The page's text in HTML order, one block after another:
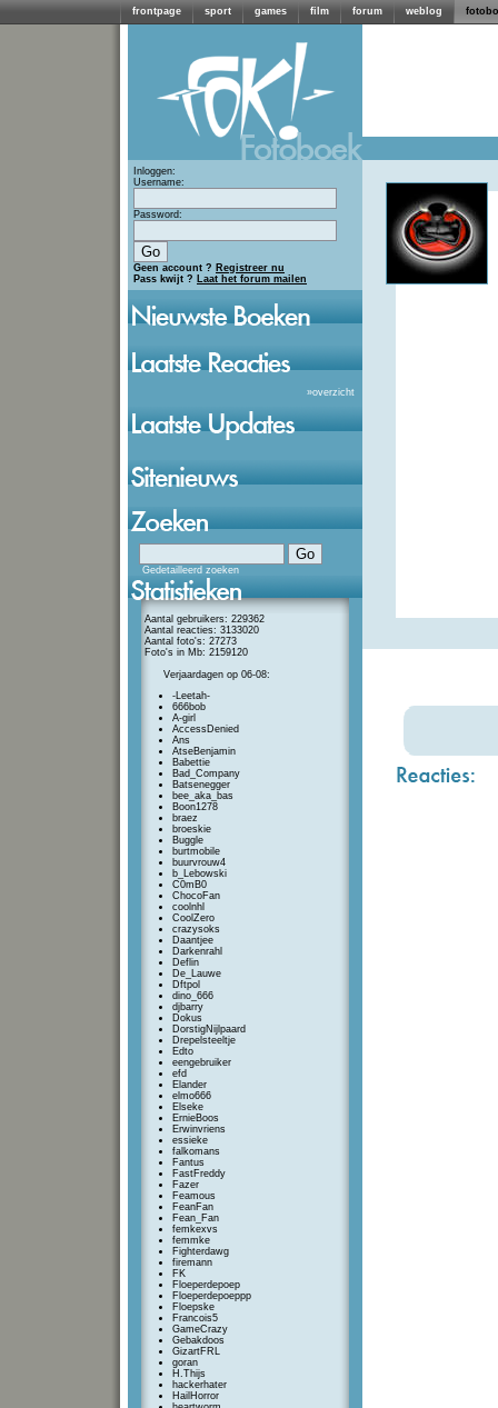
frontpage sport games film forum weblog
Inloggen:
Username:
Password:
Geen account ? Registreer nu
Pass kwijt ? Laat het forum mailen
»overzicht
Gedetailleerd zoeken
Aantal gebruikers: 229362
Aantal reacties: 3133020
Aantal foto's: 27273
Foto's in Mb: 2159120
Verjaardagen op 06-08:
-Leetah-
666bob
A-girl
AccessDenied
Ans
AtseBenjamin
Babettie
Bad_Company
Batsenegger
bee_aka_bas
Boon1278
braez
broeskie
Buggle
burtmobile
buurvrouw4
b_Lebowski
C0mB0
ChocoFan
coolnhl
CoolZero
crazysoks
Daantjee
Darkenrahl
Deflin
De_Lauwe
Dftpol
dino_666
djbarry
Dokus
DorstigNijlpaard
Drepelsteeltje
Edto
eengebruiker
efd
Elander
elmo666
Elseke
ErnieBoos
Erwinvriens
essieke
falkomans
Fantus
FastFreddy
Fazer
Feamous
FeanFan
Fean_Fan
femkexvs
femmke
Fighterdawg
firemann
FK
Floeperdepoep
Floeperdepoeppp
Floepske
Francois5
GameCrazy
Gebakdoos
GizartFRL
goran
H.Thijs
hackerhater
HailHorror